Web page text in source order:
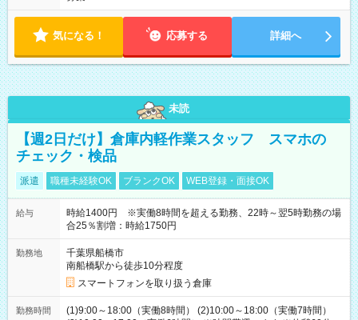
気になる！ 応募する 詳細へ
未読
【週2日だけ】倉庫内軽作業スタッフ スマホの
チェック・検品
派遣 職種未経験OK ブランクOK WEB登録・面接OK
給与
時給1400円 ※実働8時間を超える勤務、22時～翌5時勤務の場
合25％割増：時給1750円
勤務地
千葉県船橋市
南船橋駅から徒歩10分程度
スマートフォンを取り扱う倉庫
勤務時間
(1)9:00～18:00（実働8時間） (2)10:00～18:00（実働7時間）